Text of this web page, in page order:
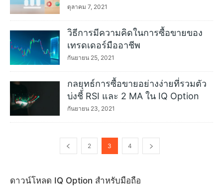
ตุลาคม 7, 2021
วิธีการมีความคิดในการซื้อขายของ
เทรดเดอร์มืออาชีพ
กันยายน 25, 2021
กลยุทธ์การซื้อขายอย่างง่ายที่รวมตัว
บ่งชี้ RSI และ 2 MA ใน IQ Option
กันยายน 23, 2021
2 3 4
ดาวน์โหลด IQ Option สำหรับมือถือ